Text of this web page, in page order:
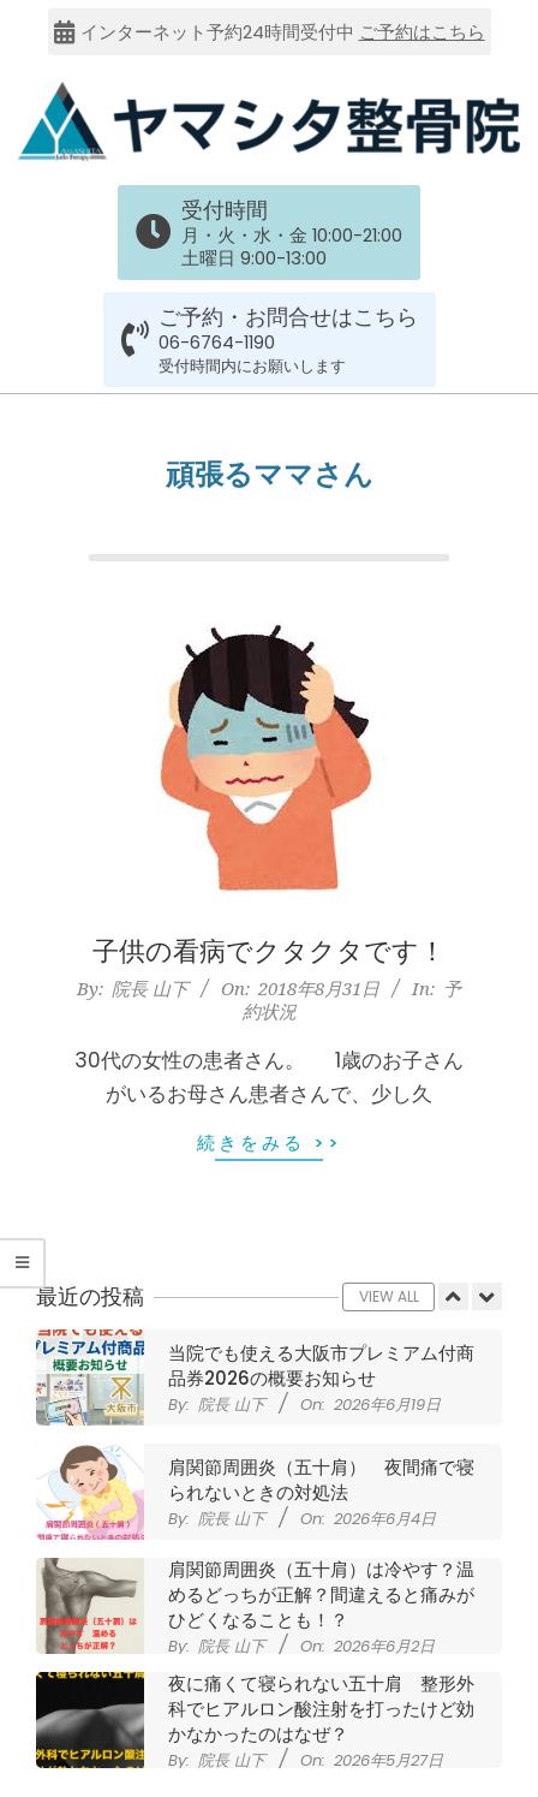
content
インターネット予約24時間受付中 ご予約はこちら
大
谷
こ
り
腰
整
体
な
ら
ヤ
マ
シ
タ
整
受付時間
月・火・水・金 10:00-21:00
土曜日 9:00-13:00
ご予約・お問合せはこちら
06-6764-1190
受付時間内にお願いします
頑張るママさん
子供の看病でクタクタです！
2018-
31
By: 院長 山下 On: 2018年8月31日 In: 予
約状況
30代の女性の患者さん。 1歳のお子さん
がいるお母さん患者さんで、少し久
続きをみる >>
最近の投稿 VIEW ALL
膝のお皿の下が痛くて運動できない！
膝蓋靭帯炎（ジャンパー膝）は冷やし
たほうがいい？それとも温める？
院長 山下 2026年5月25日
整形外科で水を抜きヒアルロン酸注射
れた患者さまの声
By: 院長 山下 On: 2026年5月23日
ジャンプやダッシュで膝のお皿の下が
痛い！膝蓋靭帯炎（ジャンパー膝）に
自分で貼れるテーピングのご紹介
By: 院長 山下 2026年5月23日
ジャンプやダッシュで膝のお皿の下が
痛い！膝蓋靭帯炎になってしまったら
サポーターはつけるべき？
2026年7月11日
当院でも使える大阪市プレミアム付商
品券2026の概要お知らせ
By: 院長 山下 On: 2026年6月19日
肩関節周囲炎（五十肩） 夜間痛で寝
られないときの対処法
By: 院長 山下 On: 2026年6月4日
肩関節周囲炎（五十肩）は冷やす？温
めるどっちが正解？間違えると痛みが
ひどくなることも！？
By: 院長 山下 On: 2026年6月2日
夜に痛くて寝られない五十肩 整形外
科でヒアルロン酸注射を打ったけど効
かなかったのはなぜ？
By: 院長 山下 On: 2026年5月27日